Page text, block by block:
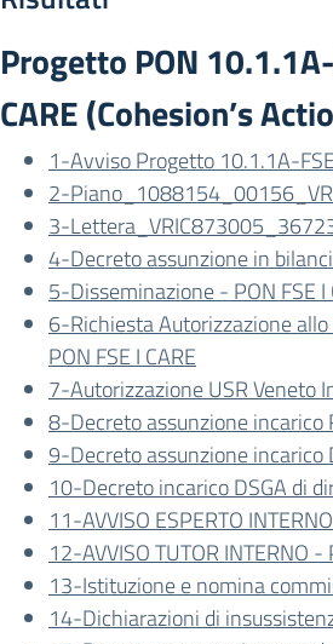
Progetto PON
CARE (Cohesion’s
1-Avviso Progetto 10.1.1A-
2-
3-
4-Decreto assunzione in
5-Disseminazione - PON FSE I
6-Richiesta Autorizzazione
PON FSE I CARE
7-Autorizzazione USR Veneto
8-Decreto assunzione incarico
9-Decreto assunzione incarico
10-Decreto incarico DSGA di
11-AVVISO ESPERTO
12-AVVISO TUTOR INTERNO -
13-Istituzione e nomina
14-Dichiarazioni di